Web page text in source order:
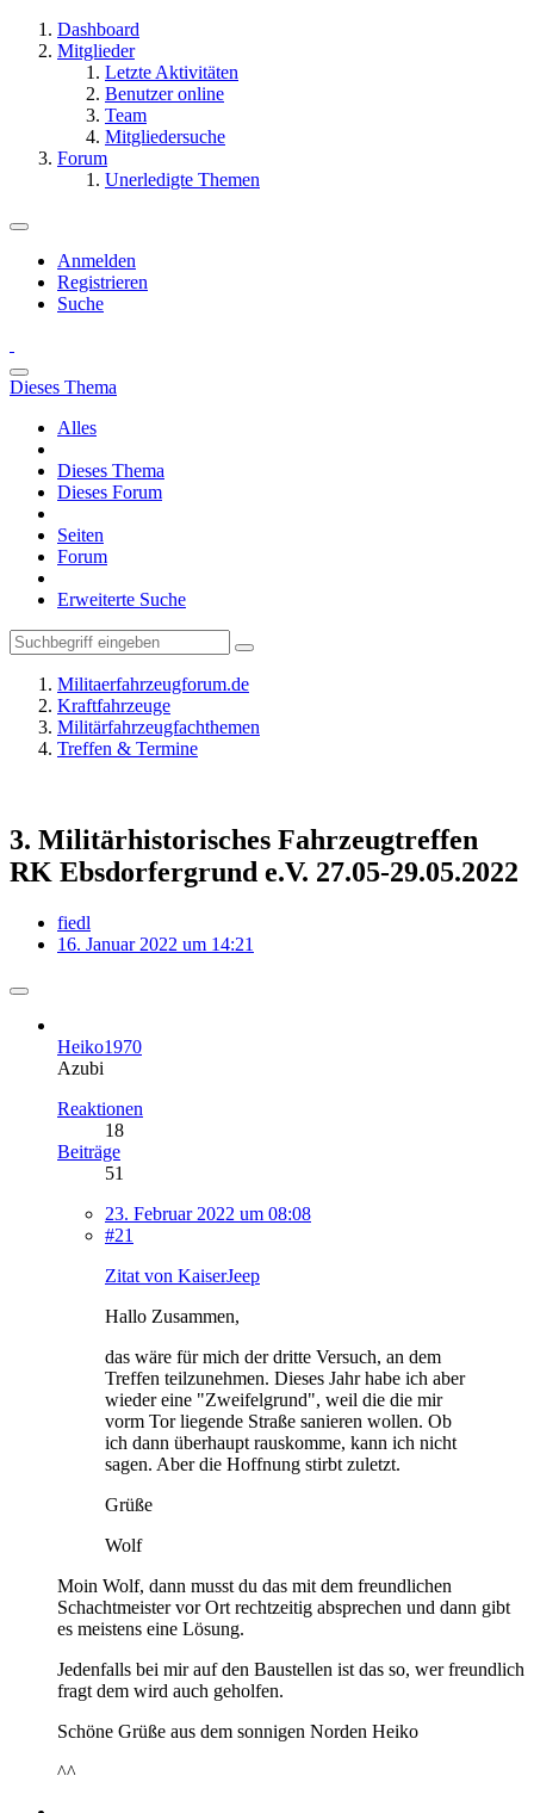
Dashboard
Mitglieder
Letzte Aktivitäten
Benutzer online
Team
Mitgliedersuche
Forum
Unerledigte Themen
Anmelden
Registrieren
Suche
Dieses Thema
Alles
Dieses Thema
Dieses Forum
Seiten
Forum
Erweiterte Suche
Militaerfahrzeugforum.de
Kraftfahrzeuge
Militärfahrzeugfachthemen
Treffen & Termine
3. Militärhistorisches Fahrzeugtreffen
RK Ebsdorfergrund e.V. 27.05-29.05.2022
fiedl
16. Januar 2022 um 14:21
Heiko1970
Azubi
Reaktionen
18
Beiträge
51
23. Februar 2022 um 08:08
#21
Zitat von KaiserJeep
Hallo Zusammen,
das wäre für mich der dritte Versuch, an dem
Treffen teilzunehmen. Dieses Jahr habe ich aber
wieder eine "Zweifelgrund", weil die die mir
vorm Tor liegende Straße sanieren wollen. Ob
ich dann überhaupt rauskomme, kann ich nicht
sagen. Aber die Hoffnung stirbt zuletzt.
Grüße
Wolf
Moin Wolf, dann musst du das mit dem freundlichen
Schachtmeister vor Ort rechtzeitig absprechen und dann gibt
es meistens eine Lösung.
Jedenfalls bei mir auf den Baustellen ist das so, wer freundlich
fragt dem wird auch geholfen.
Schöne Grüße aus dem sonnigen Norden Heiko
^^